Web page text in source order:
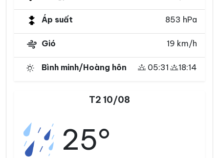
Áp suất 853 hPa
Gió 19 km/h
Bình minh/Hoàng hôn 05:31 18:14
T2 10/08
25°